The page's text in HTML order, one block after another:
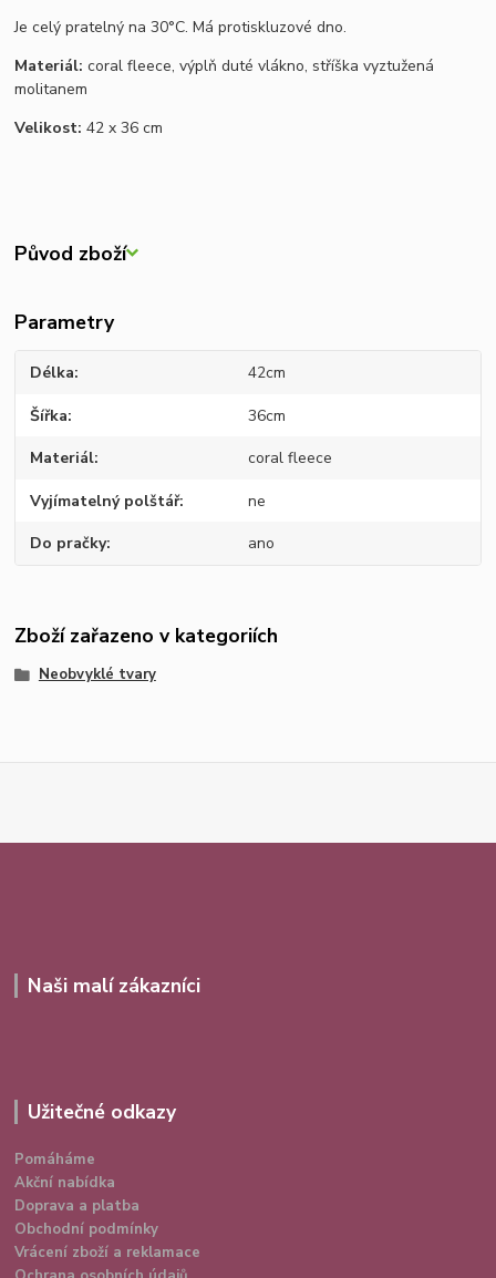
Je celý pratelný na 30°C. Má protiskluzové dno.
Materiál: coral fleece, výplň duté vlákno, stříška vyztužená
molitanem
Velikost: 42 x 36 cm
Původ zboží
Parametry
Délka 42cm
Šířka 36cm
Materiál coral fleece
Vyjímatelný polštář ne
Do pračky ano
Zboží zařazeno v kategoriích
Neobvyklé tvary
Naši malí zákazníci
Užitečné odkazy
Pomáháme
Akční nabídka
Doprava a platba
Obchodní podmínky
Vrácení zboží a reklamace